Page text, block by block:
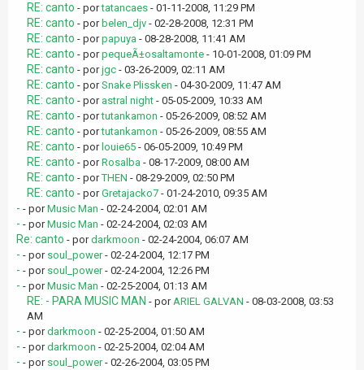
RE: canto - portatancaes - 01-11-2008, 11:29 PM
RE: canto - por belen_djv - 02-28-2008, 12:31 PM
RE: canto - porpapuya - 08-28-2008, 11:41 AM
RE: canto - porpequeÃ±osaltamonte - 10-01-2008, 01:09 PM
RE: canto - porjgc - 03-26-2009, 02:11 AM
RE: canto - porSnake Plissken - 04-30-2009, 11:47 AM
RE: canto - por astral night - 05-05-2009, 10:33 AM
RE: canto - portutankamon - 05-26-2009, 08:52 AM
RE: canto - portutankamon - 05-26-2009, 08:55 AM
RE: canto - por louie65 - 06-05-2009, 10:49 PM
RE: canto - porRosalba - 08-17-2009, 08:00 AM
RE: canto - porTHEN - 08-29-2009, 02:50 PM
RE: canto - porGretajacko7 - 01-24-2010, 09:35 AM
- - porMusic Man - 02-24-2004, 02:01 AM
- - porMusic Man - 02-24-2004, 02:03 AM
Re: canto - pordarkmoon - 02-24-2004, 06:07 AM
- - por soul_power- 02-24-2004, 12:17 PM
- - por soul_power- 02-24-2004, 12:26 PM
- - porMusic Man - 02-25-2004, 01:13 AM
RE: - PARA MUSIC MAN - porARIEL GALVAN - 08-03-2008, 03:53
AM
- - pordarkmoon - 02-25-2004, 01:50 AM
- - pordarkmoon - 02-25-2004, 02:04 AM
- - por soul_power- 02-26-2004, 03:05 PM